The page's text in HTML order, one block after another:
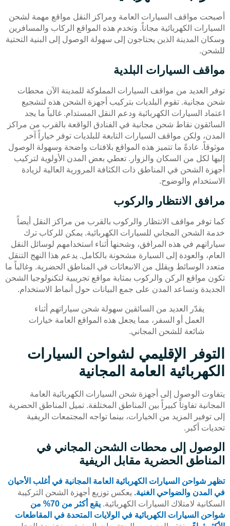
أصبحت مواقف السيارات العامة ومراكز النقل مواقع مهمة لشحن
السيارات الكهربائية مجاناً. وتخدم هذه المواقع الركاب والمسافرين
وسكان المدينة الذين يحتاجون إلى سهولة الوصول إلى البنية التحتية
للشحن.
مواقف السيارات البلدية
توفر العديد من مواقف السيارات المملوكة للمدينة الآن محطات
شحن مجانية. تقوم البلديات بتركيب أجهزة الشحن هذه لتشجيع
اعتماد السيارات الكهربائية ودعم النقل المستدام. غالباً ما يجد
السائقون نقاط شحن مجانية في الفنادق الواقعة بالقرب من مراكز
المدن، ولكن مواقف السيارات التابعة للبلديات توفر خياراً آخر
موثوقاً. عادةً ما تتميز هذه المواقع بلافتات واضحة وسهولة الوصول
إليها لكل من السكان والزوار. تعطي بعض المدن الأولوية لتركيب
أجهزة الشحن في المناطق ذات الكثافة المرورية العالية لزيادة
الاستخدام والوضوح.
مرافق الانتظار والركوب
كما توفر مواقف الانتظار والركوب بالقرب من مراكز النقل أيضاً
خدمة الشحن المجاني للسيارات الكهربائية. يمكن للركاب ترك
سياراتهم في هذه المرافق، وشحنها أثناء استخدامهم لوسائل النقل
العام، والعودة إلى السيارة مشحونة بالكامل. يدعم هذا النهج التنقل
متعدد الوسائط ويقلل من الانبعاثات في المناطق الحضرية. وغالباً ما
تكون مواقع الركن والركوب بمثابة مواقع تجريبية لتكنولوجيا الشحن
الجديدة وتساعد المدن على جمع البيانات حول أنماط الاستخدام.
يقدّر العديد من السائقين سهولة شحن سياراتهم أثناء
العمل أو السفر، مما يجعل هذه المواقع العامة خيارات
شائعة للشحن المجاني.
التوفر الإقليمي لشواحن السيارات
الكهربائية العامة المجانية
يتفاوت الوصول إلى أجهزة شحن السيارات الكهربائية العامة
المجانية تفاوتاً كبيراً بين المناطق المختلفة. تميل المناطق الحضرية
إلى توفير المزيد من الخيارات، بينما تواجه المجتمعات الريفية
تحديات أكبر.
الوصول إلى محطات الشحن المجاني في
المناطق الحضرية مقابل الريفية
تظهر شواحن السيارات الكهربائية العامة المجانية في أغلب الأحيان
في المدن والضواحي الغنية. يعكس توزيع أجهزة الشحن التركيبة
السكانية لامتلاك السيارات الكهربائية.
يقع أكثر من 70% من
شواحن السيارات الكهربائية في الولايات المتحدة في المقاطعات